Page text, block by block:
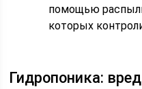
помощью
которых
Гидропоника: